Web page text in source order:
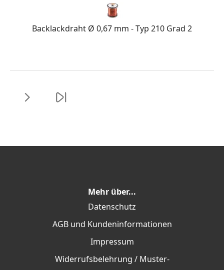
Backlackdraht Ø 0,67 mm - Typ 210 Grad 2
Mehr über...
Datenschutz
AGB und Kundeninformationen
Impressum
Widerrufsbelehrung / Muster-